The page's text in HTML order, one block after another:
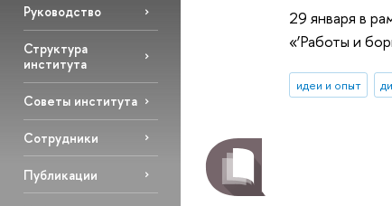
Руководство
Структура
института
Советы института
Сотрудники
Публикации
29 января в
«‘Работы и
идеи и опыт